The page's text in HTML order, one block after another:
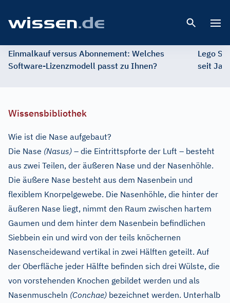
Einmalkauf versus Abonnement: Welches
Software-Lizenzmodell passt zu Ihnen?
Lego
seit
Wissensbibliothek
Wie ist die Nase aufgebaut?
Die Nase (Nasus) – die Eintrittspforte der Luft – besteht
aus zwei Teilen, der äußeren Nase und der Nasenhöhle.
Die äußere Nase besteht aus dem Nasenbein und
flexiblem Knorpelgewebe. Die Nasenhöhle, die hinter der
äußeren Nase liegt, nimmt den Raum zwischen hartem
Gaumen und dem hinter dem Nasenbein befindlichen
Siebbein ein und wird von der teils knöchernen
Nasenscheidewand vertikal in zwei Hälften geteilt. Auf
der Oberfläche jeder Hälfte befinden sich drei Wülste, die
von vorstehenden Knochen gebildet werden und als
Nasenmuscheln (Conchae) bezeichnet werden. Unterhalb